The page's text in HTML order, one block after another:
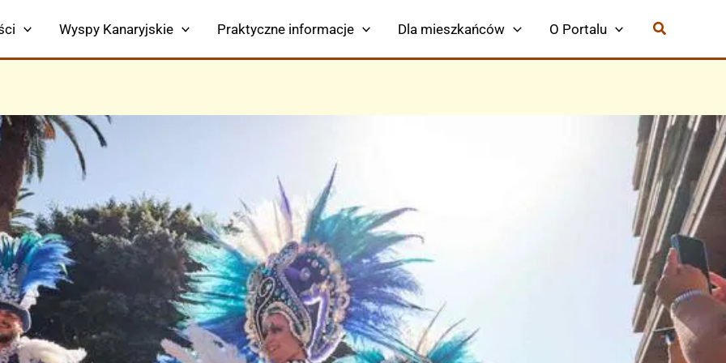
Wyspy Kanaryjskie Praktyczne informacje Dla mieszkańców O Portalu